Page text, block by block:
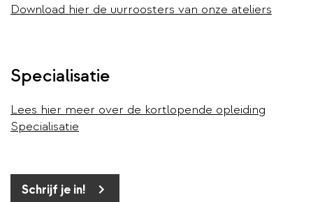
Download hier de uurroosters van onze ateliers
Specialisatie
Lees hier meer over de kortlopende opleiding
Specialisatie
Schrijf je in!